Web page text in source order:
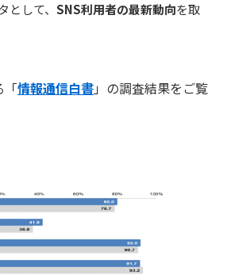
として、 SNS利用者の最新動向を取
「情報通信白書」の調査結果をご覧